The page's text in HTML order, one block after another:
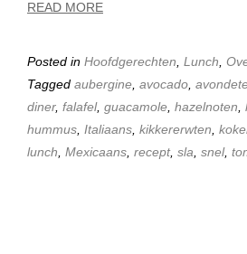
READ MORE
Posted in Hoofdgerechten Lunch
Tagged aubergine avocado
diner, falafel, guacamole hazelnoten
hummus Italiaans kikkererwten
lunch Mexicaans recept, sla snel,